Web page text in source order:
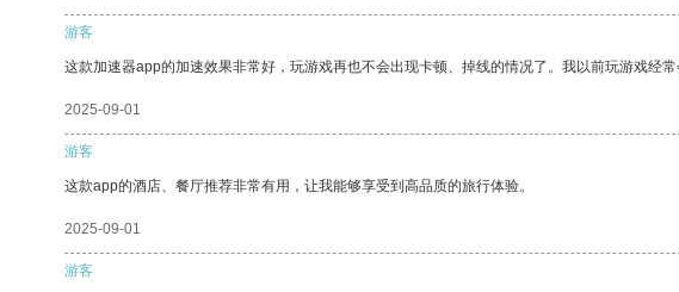
游客
这款加速器app的加速效果非常好，玩游戏再也不会出现卡顿、掉线的情况了。我以前玩游戏经
2025-09-01
游客
这款app的酒店、餐厅推荐非常有用，让我能够享受到高品质的旅行体验。
2025-09-01
游客